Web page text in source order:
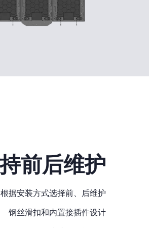
前后维护
根据安装方式选择前、后维护
钢丝滑扣和内置接插件设计